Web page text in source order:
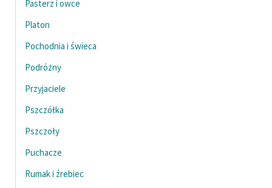
Pasterz i owce
Platon
Pochodnia i świeca
Podróżny
Przyjaciele
Pszczółka
Pszczoły
Puchacze
Rumak i źrebiec